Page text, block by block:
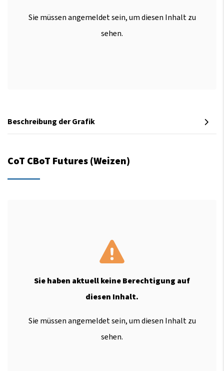
Sie müssen angemeldet sein, um diesen Inhalt zu
sehen.
Beschreibung der Grafik
CoT CBoT Futures (Weizen)
Sie haben aktuell keine Berechtigung auf
diesen Inhalt.
Sie müssen angemeldet sein, um diesen Inhalt zu
sehen.